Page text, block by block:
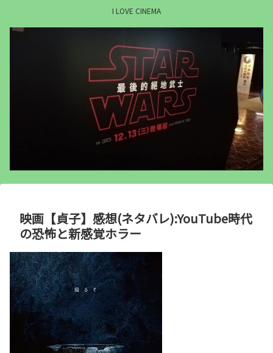
I LOVE CINEMA
映画【貞子】感想(ネタバレ):YouTube時代
の恐怖と新感覚ホラー